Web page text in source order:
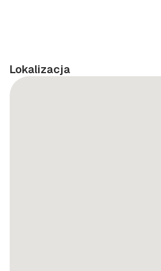
Lokalizacja